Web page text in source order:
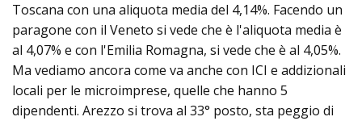
Toscana con una aliquota media del 4,14%. Facendo un
paragone con il Veneto si vede che è l'aliquota media è
al 4,07% e con l'Emilia Romagna, si vede che è al 4,05%.
Ma vediamo ancora come va anche con ICI e addizionali
locali per le microimprese, quelle che hanno 5
dipendenti. Arezzo si trova al 33° posto, sta peggio di